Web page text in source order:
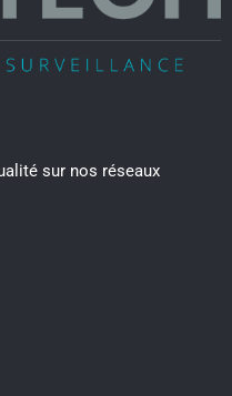
sur nos réseaux